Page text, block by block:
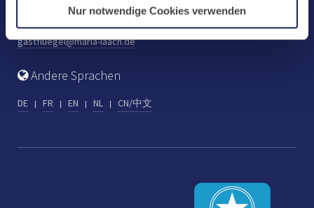
Nur notwendige Cookies verwenden
Tel: +49 (0) 2652 59-313
Fax: +49 (0) 2652 59-282
gastfluegel@maria-laach.de
Andere Sprachen
DE FR EN NL CN/中文